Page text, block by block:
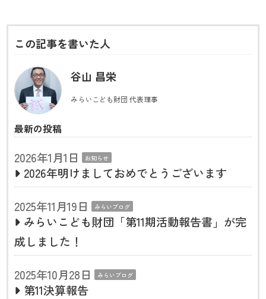
この記事を書いた人
谷山 昌栄
みらいこども財団 代表理事
最新の投稿
2026年1月1日 お知らせ
2026年明けましておめでとうございます
2025年11月19日
みらいブログ
みらいこども財団「第11期活動報告書」が完
成しました！
2025年10月28日
みらいブログ
第11決算報告